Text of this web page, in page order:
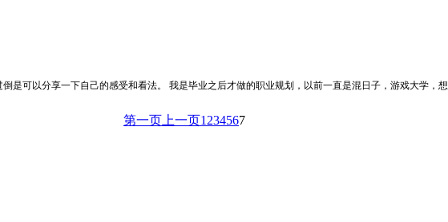
是可以分享一下自己的感受和看法。 我是毕业之后才做的职业规划，以前一直是混日子，游戏大学，
第一页 上一页1 234567